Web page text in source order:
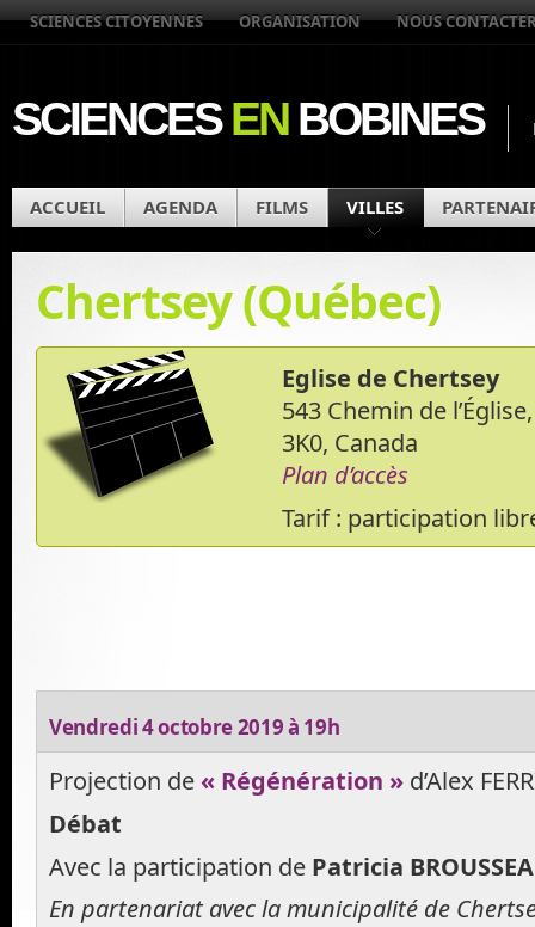
SCIENCES CITOYENNES ORGANISATION NOUS
SCIENCESENBOBINES
ACCUEIL AGENDA FILMS VILLES
Chertsey (Québec)
Eglise de Chertsey
543 Chemin de
3K0, Canada
Plan d’accès
Tarif : participation
Vendredi 4 octobre 2019 à 19h
Projection de « Régénération » d’Alex
Débat
Avec la participation de Patricia
En partenariat avec la municipalité de